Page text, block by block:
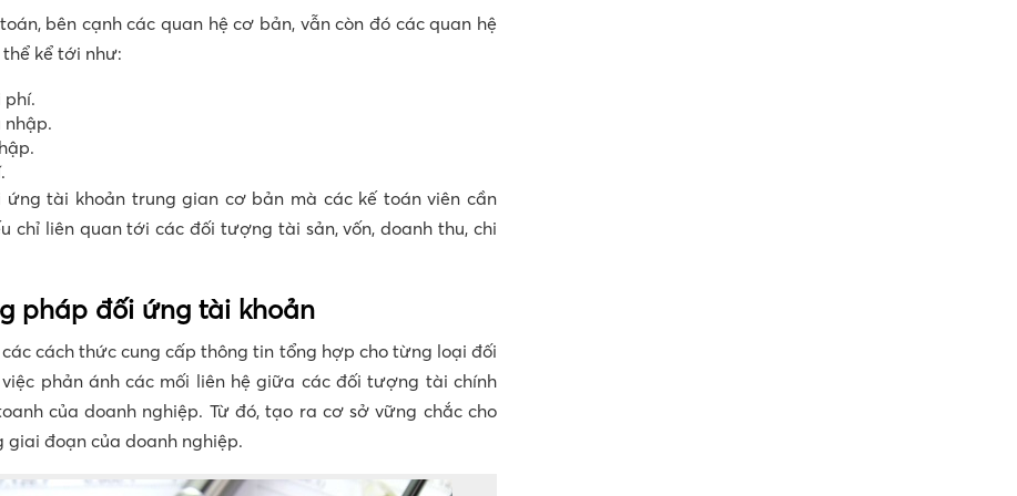
bên cạnh các quan hệ cơ bản, vẫn còn đó các quan hệ
kể tới như:
phí.
nhập.
tài khoản trung gian cơ bản mà các kế toán viên cần
chỉ liên quan tới các đối tượng tài sản, vốn, doanh thu, chi
pháp đối ứng tài khoản
cách thức cung cấp thông tin tổng hợp cho từng loại đối
phản ánh các mối liên hệ giữa các đối tượng tài chính
của doanh nghiệp. Từ đó, tạo ra cơ sở vững chắc cho
đoạn của doanh nghiệp.